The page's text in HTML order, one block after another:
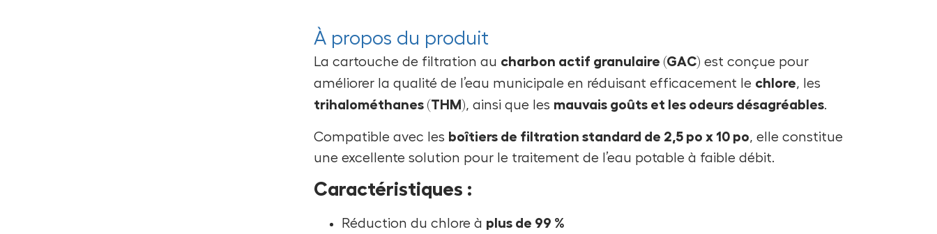
À propos du produit
La cartouche de filtration au charbon actif granulaire (GAC) est conçue pour
améliorer la qualité de l’eau municipale en réduisant efficacement le chlore, les
trihalométhanes (THM), ainsi que les mauvais goûts et les odeurs désagréables.
Compatible avec les boîtiers de filtration standard de 2,5 po x 10 po, elle constitue
une excellente solution pour le traitement de l’eau potable à faible débit.
Caractéristiques :
Réduction du chlore à plus de 99 %